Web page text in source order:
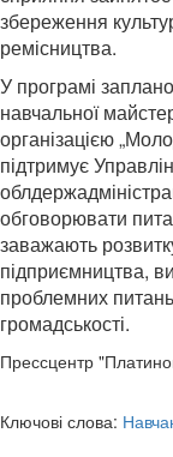
збереження
ремісництва.
У програмі
навчальної
організацією
підтримує
обговорювати
заважають
підприємництва,
проблемних
громадськості.
Прессцентр
Ключові слова: